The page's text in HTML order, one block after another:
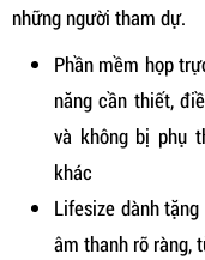
những người tham dự.
Phần mềm họp
năng cần thiết,
và không bị phụ
khác
Lifesize dành
âm thanh rõ ràng,